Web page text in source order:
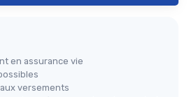
en assurance vie
versements